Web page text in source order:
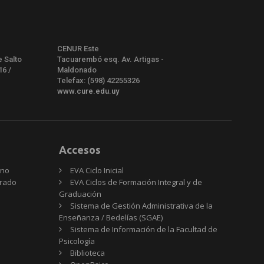
Salto
/
CENUR Este
Tacuarembó esq. Av. Artigas -
Maldonado
Telefax: (598) 42255326
www.cure.edu.uy
Accesos
EVA Ciclo Inicial
EVA Ciclos de Formación Integral y de
Graduación
Sistema de Gestión Administrativa de la
Enseñanza / Bedelías (SGAE)
Sistema de Información de la Facultad de
Psicología
Biblioteca